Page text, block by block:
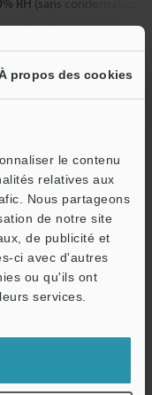
propos des cookies
le contenu
relatives aux
Nous partageons
de notre site
de publicité et
ci avec d'autres
ou qu'ils ont
services.